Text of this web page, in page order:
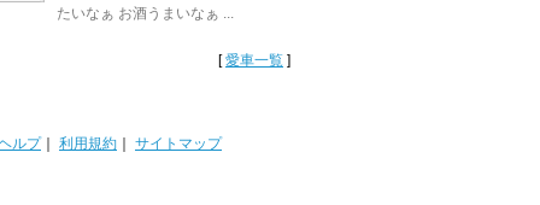
たいなぁ お酒うまいなぁ ...
[愛車一覧 ]
ルプ｜ 利用規約 サイトマップ